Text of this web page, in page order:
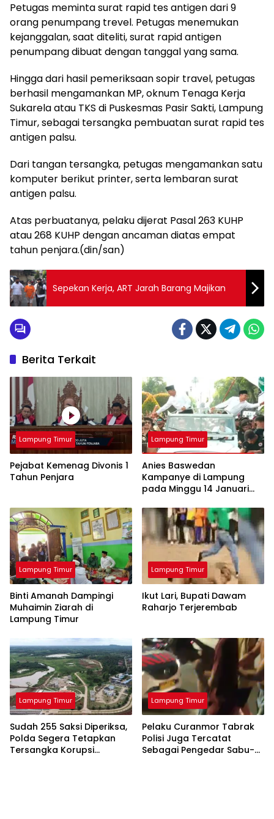
Petugas meminta surat rapid tes antigen dari 9
orang penumpang trevel. Petugas menemukan
kejanggalan, saat diteliti, surat rapid antigen
penumpang dibuat dengan tanggal yang sama.
Hingga dari hasil pemeriksaan sopir travel, petugas
berhasil mengamankan MP, oknum Tenaga Kerja
Sukarela atau TKS di Puskesmas Pasir Sakti, Lampung
Timur, sebagai tersangka pembuatan surat rapid tes
antigen palsu.
Dari tangan tersangka, petugas mengamankan satu
komputer berikut printer, serta lembaran surat
antigen palsu.
Atas perbuatanya, pelaku dijerat Pasal 263 KUHP
atau 268 KUHP dengan ancaman diatas empat
tahun penjara.(din/san)
Sepekan Kerja, ART Jarah Barang Majikan
Berita Terkait
Lampung Timur
Pejabat Kemenag Divonis 1
Tahun Penjara
Lampung Timur
Anies Baswedan
Kampanye di Lampung
pada Minggu 14 Januari
Lampung Timur
Binti Amanah Dampingi
Muhaimin Ziarah di
Lampung Timur
Lampung Timur
Ikut Lari, Bupati Dawam
Raharjo Terjerembab
Lampung Timur
Sudah 255 Saksi Diperiksa,
Polda Segera Tetapkan
Tersangka Korupsi
Lampung Timur
Pelaku Curanmor Tabrak
Polisi Juga Tercatat
Sebagai Pengedar Sabu-